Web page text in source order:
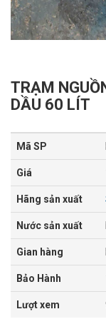
TRẠM
DẦU 60 LÍT
Mã SP
Giá
Hãng sản xuất
Nước sản xuất
Gian hàng
Bảo Hành
Lượt xem